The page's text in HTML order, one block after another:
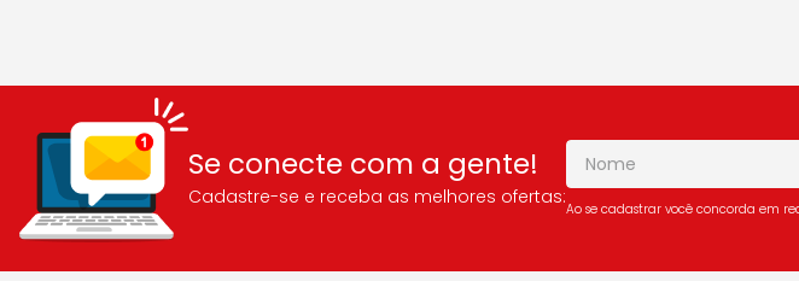
Se conecte com a gente!
Cadastre-se e receba as melhores ofertas:
Ao se cadastrar você concorda em